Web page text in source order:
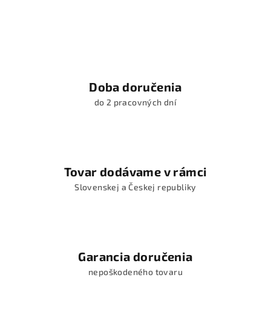
Doba doručenia
do 2 pracovných dní
Tovar dodávame v rámci
Slovenskej a Českej republiky
Garancia doručenia
nepoškodeného tovaru